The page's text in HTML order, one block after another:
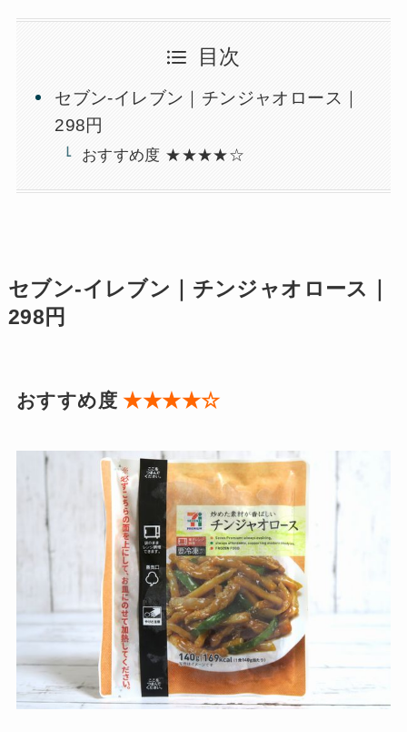
目次
セブン-イレブン｜チンジャオロース｜
298円
おすすめ度 ★★★★☆
セブン-イレブン｜チンジャオロース｜
298円
おすすめ度★★★★☆